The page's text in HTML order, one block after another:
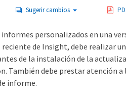
Sugerir cambios
informes personalizados en una
reciente de Insight, debe realizar
de la instalación de la
También debe prestar atención
informe.